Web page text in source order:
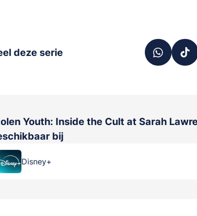
deze serie
Youth: Inside the Cult at Sarah
bij
Disney+